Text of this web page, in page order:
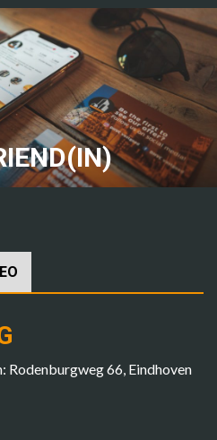
Rodenburgweg 66, Eindhoven